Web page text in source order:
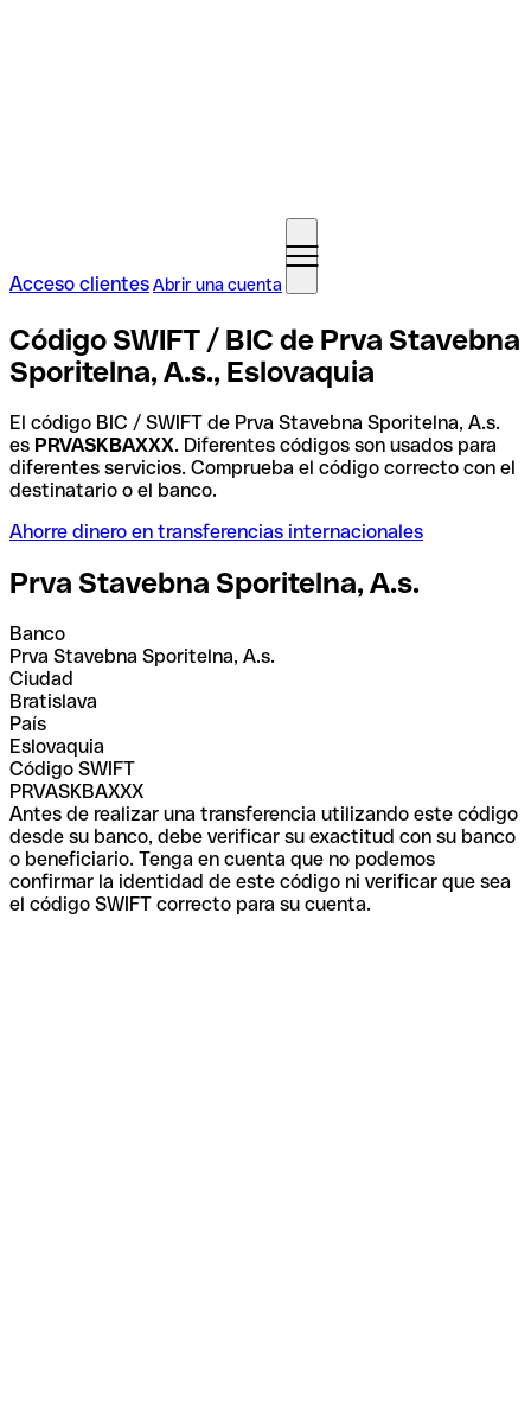
Acceso clientesAbrir una cuenta
Código SWIFT / BIC de Prva Stavebna
Sporitelna, A.s., Eslovaquia
El código BIC / SWIFT de Prva Stavebna Sporitelna, A.s.
es PRVASKBAXXX. Diferentes códigos son usados para
diferentes servicios. Comprueba el código correcto con el
destinatario o el banco.
Ahorre dinero en transferencias internacionales
Prva Stavebna Sporitelna, A.s.
Banco
Prva Stavebna Sporitelna, A.s.
Ciudad
Bratislava
País
Eslovaquia
Código SWIFT
PRVASKBAXXX
Antes de realizar una transferencia utilizando este código
desde su banco, debe verificar su exactitud con su banco
o beneficiario. Tenga en cuenta que no podemos
confirmar la identidad de este código ni verificar que sea
el código SWIFT correcto para su cuenta.